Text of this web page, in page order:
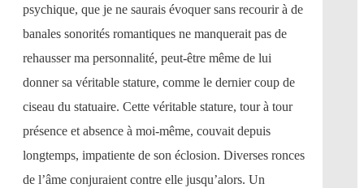
psychique, que je ne saurais évoquer sans recourir à de
banales sonorités romantiques ne manquerait pas de
rehausser ma personnalité, peut-être même de lui
donner sa véritable stature, comme le dernier coup de
ciseau du statuaire. Cette véritable stature, tour à tour
présence et absence à moi-même, couvait depuis
longtemps, impatiente de son éclosion. Diverses ronces
de l’âme conjuraient contre elle jusqu’alors. Un